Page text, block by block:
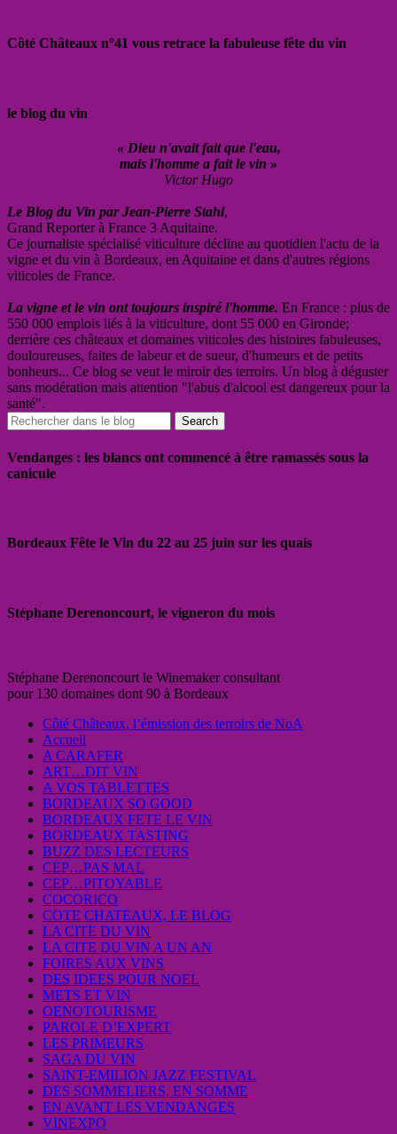
Côté Châteaux n°41 vous retrace la fabuleuse fête du vin
le blog du vin
« Dieu n'avait fait que l'eau,
mais l'homme a fait le vin »
Victor Hugo
Le Blog du Vin par Jean-Pierre Stahl,
Grand Reporter à France 3 Aquitaine.
Ce journaliste spécialisé viticulture décline au quotidien l'actu de la
vigne et du vin à Bordeaux, en Aquitaine et dans d'autres régions
viticoles de France.
La vigne et le vin ont toujours inspiré l'homme. En France : plus de
550 000 emplois liés à la viticulture, dont 55 000 en Gironde;
derrière ces châteaux et domaines viticoles des histoires fabuleuses,
douloureuses, faites de labeur et de sueur, d'humeurs et de petits
bonheurs... Ce blog se veut le miroir des terroirs. Un blog à déguster
sans modération mais attention "l'abus d'alcool est dangereux pour la
santé".
Vendanges : les blancs ont commencé à être ramassés sous la
canicule
Bordeaux Fête le Vin du 22 au 25 juin sur les quais
Stéphane Derenoncourt, le vigneron du mois
Stéphane Derenoncourt le Winemaker consultant
pour 130 domaines dont 90 à Bordeaux
Côté Châteaux, l’émission des terroirs de NoA
Accueil
A CARAFER
ART…DIT VIN
A VOS TABLETTES
BORDEAUX SO GOOD
BORDEAUX FETE LE VIN
BORDEAUX TASTING
BUZZ DES LECTEURS
CEP…PAS MAL
CEP…PITOYABLE
COCORICO
COTE CHATEAUX, LE BLOG
LA CITE DU VIN
LA CITE DU VIN A UN AN
FOIRES AUX VINS
DES IDEES POUR NOEL
METS ET VIN
OENOTOURISME
PAROLE D’EXPERT
LES PRIMEURS
SAGA DU VIN
SAINT-EMILION JAZZ FESTIVAL
DES SOMMELIERS, EN SOMME
EN AVANT LES VENDANGES
VINEXPO